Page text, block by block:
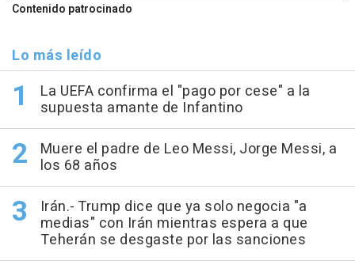
Contenido patrocinado
Lo más leído
La UEFA confirma el "pago por cese" a la
supuesta amante de Infantino
Muere el padre de Leo Messi, Jorge Messi, a
los 68 años
Irán.- Trump dice que ya solo negocia "a
medias" con Irán mientras espera a que
Teherán se desgaste por las sanciones